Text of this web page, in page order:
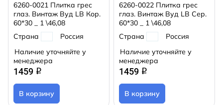
6260-0021 Плитка грес
глаз. Винтаж Вуд LB Кор.
60*30 _ 1 \46,08
Страна
Россия
Наличие уточняйте у
менеджера
1459 q
В корзину
6260-0022 Плитка грес
глаз. Винтаж Вуд LB Сер.
60*30 _ 1 \46,08
Страна
Россия
Наличие уточняйте у
менеджера
1459 q
В корзину